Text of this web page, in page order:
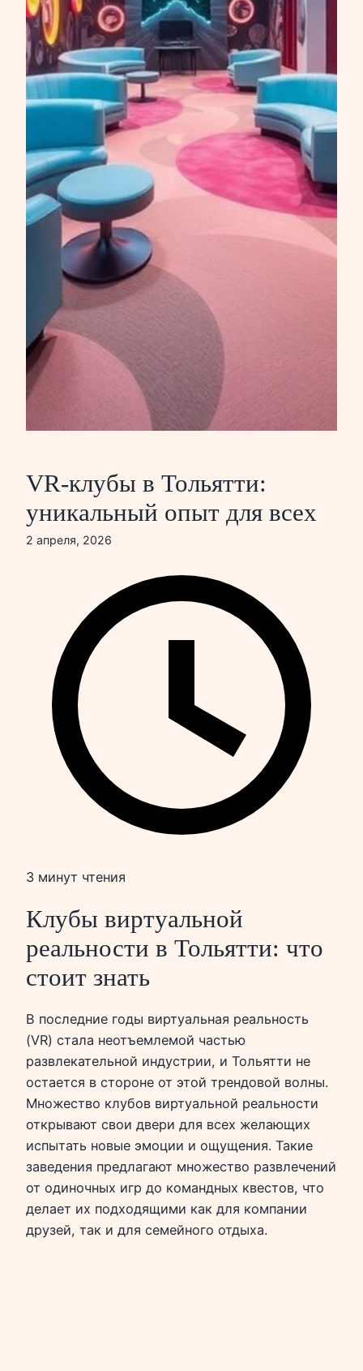
VR-клубы в Тольятти:
уникальный опыт для всех
2 апреля, 2026
3 минут чтения
Клубы виртуальной
реальности в Тольятти: что
стоит знать
В последние годы виртуальная реальность
(VR) стала неотъемлемой частью
развлекательной индустрии, и Тольятти не
остается в стороне от этой трендовой волны.
Множество клубов виртуальной реальности
открывают свои двери для всех желающих
испытать новые эмоции и ощущения. Такие
заведения предлагают множество развлечений
от одиночных игр до командных квестов, что
делает их подходящими как для компании
друзей, так и для семейного отдыха.